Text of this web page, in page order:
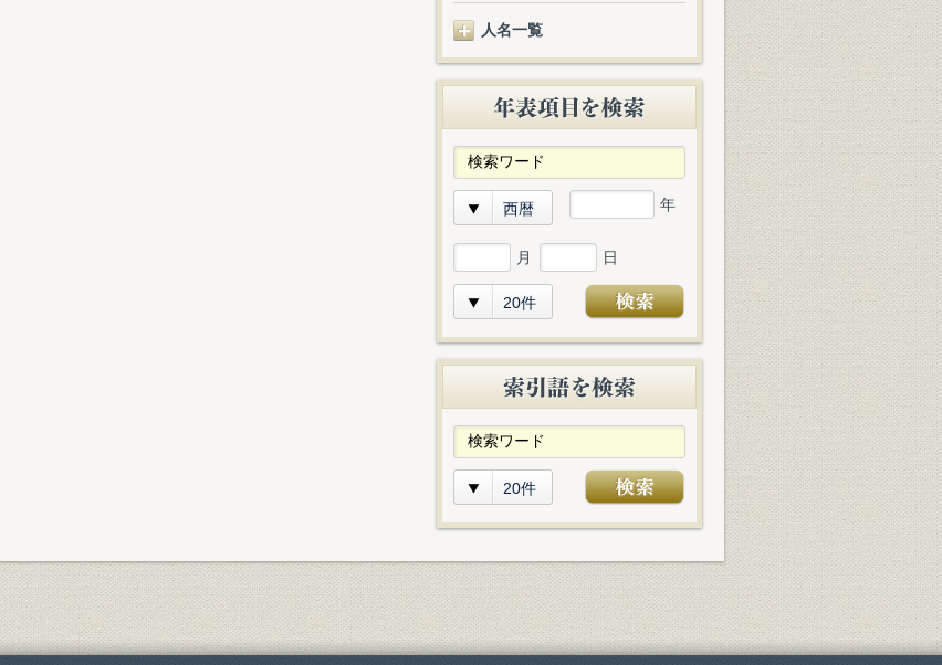
人名一覧
西暦 年
月 日
20件
20件